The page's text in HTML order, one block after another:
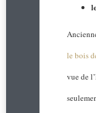
le bois
vue de